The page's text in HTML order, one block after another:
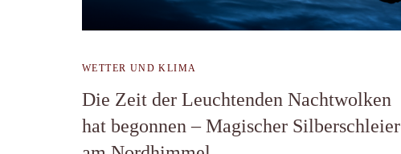
WETTER UND KLIMA
Die Zeit der Leuchtenden Nachtwolken
hat begonnen – Magischer Silberschleier